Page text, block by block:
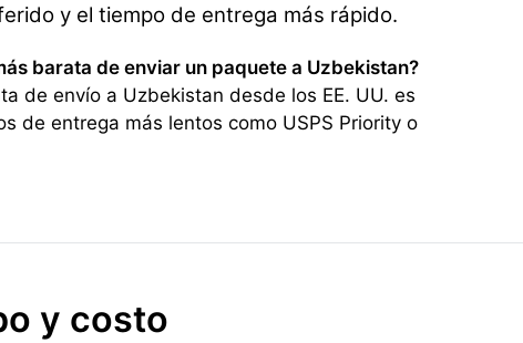
y el tiempo de entrega más rápido.
barata de enviar un paquete a Uzbekistan?
de envío a Uzbekistan desde los EE. UU. es
de entrega más lentos como USPS Priority o
y costo